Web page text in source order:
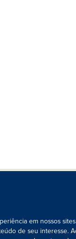
em nossos
de seu interesse.